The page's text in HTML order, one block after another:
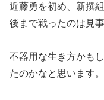
近藤勇を初め、新撰
後まで戦ったのは見事
不器用な生き方かも
たのかなと思います。